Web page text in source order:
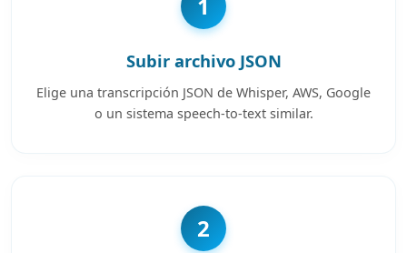
Subir archivo JSON
Elige una transcripción JSON de Whisper, AWS, Google
o un sistema speech-to-text similar.
2